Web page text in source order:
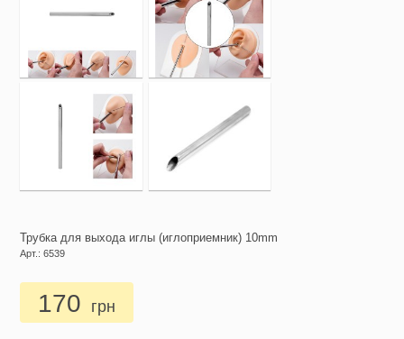
Трубка для выхода иглы (иглоприемник) 10mm
Арт.: 6539
170 грн